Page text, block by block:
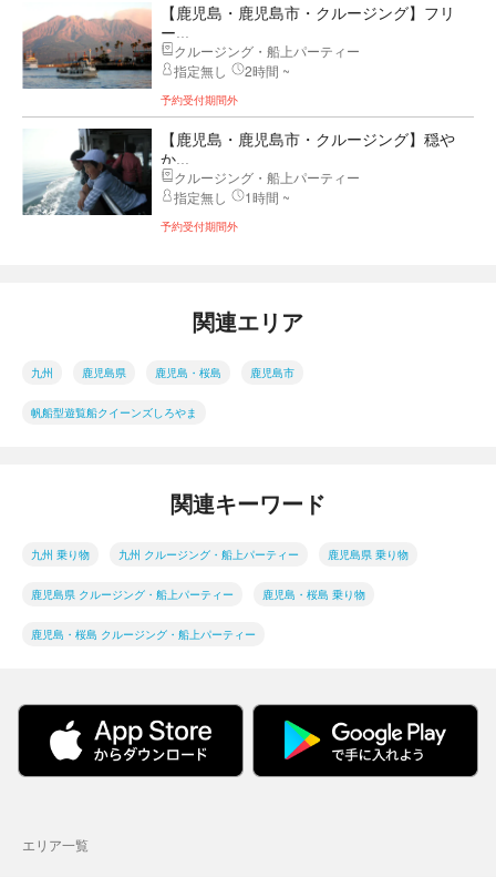
【鹿児島・鹿児島市・クルージング】フリ
ー...
クルージング・船上パーティー
指定無し
2時間 ~
予約受付期間外
【鹿児島・鹿児島市・クルージング】穏や
か...
クルージング・船上パーティー
指定無し
1時間 ~
予約受付期間外
関連エリア
九州 鹿児島県 鹿児島・桜島 鹿児島市
帆船型遊覧船クイーンズしろやま
関連キーワード
九州 乗り物 九州 クルージング・船上パーティー 鹿児島県 乗り物
鹿児島県 クルージング・船上パーティー 鹿児島・桜島 乗り物
鹿児島・桜島 クルージング・船上パーティー
エリア一覧